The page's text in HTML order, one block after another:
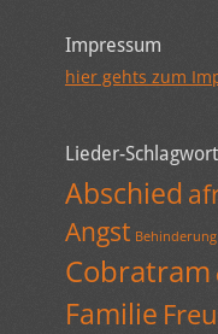
Impressum
hier gehts zum
Lieder-
Abschied
Angst Behinderung
Cobratram
Familie